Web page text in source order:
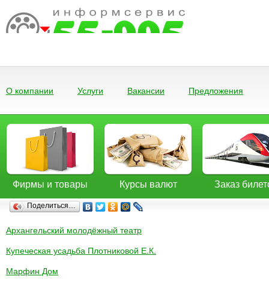
О компании Услуги Вакансии Предложения
Фирмы и товары Курсы валют Заказ
Поделиться…
Архангельский молодёжный театр
Купеческая усадьба Плотниковой Е.К.
Марфин Дом